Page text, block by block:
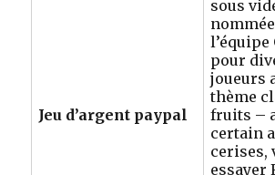
Jeu d’argent paypal
sous
l’équipe
pour
joueurs
thème
fruits –
certain
cerises,
essayer